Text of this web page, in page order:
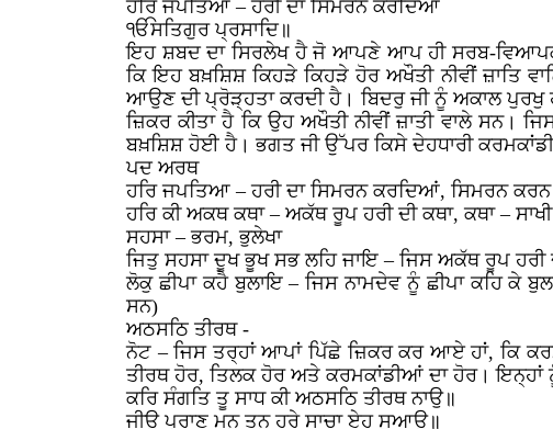
ਹਰਿ ਜਪਤਿਆ – ਹਰੀ ਦਾ ਸਿਮਰਨ ਕਰਦਿਆਂ
ੴਸਤਿਗੁਰ ਪ੍ਰਸਾਦਿ॥
ਇਹ ਸ਼ਬਦ ਦਾ ਸਿਰਲੇਖ ਹੈ ਜੋ ਆਪਣੇ ਆਪ ਹੀ ਸਰਬ-
ਕਿ ਇਹ ਬਖ਼ਸ਼ਿਸ਼ ਕਿਹੜੇ ਕਿਹੜੇ ਹੋਰ ਅਖੌਤੀ ਨੀਵੀਂ ਜ਼ਾਤਿ
ਆਉਣ ਦੀ ਪ੍ਰੋੜ੍ਹਤਾ ਕਰਦੀ ਹੈ। ਬਿਦਰੁ ਜੀ ਨੂੰ ਅਕਾਲ
ਜ਼ਿਕਰ ਕੀਤਾ ਹੈ ਕਿ ਉਹ ਅਖੌਤੀ ਨੀਵੀਂ ਜ਼ਾਤੀ ਵਾਲੇ ਸਨ।
ਬਖ਼ਸ਼ਿਸ਼ ਹੋਈ ਹੈ। ਭਗਤ ਜੀ ਉੱਪਰ ਕਿਸੇ ਦੇਹਧਾਰੀ ਕਰਮਕਾਂਡੀ
ਪਦ ਅਰਥ
ਹਰਿ ਜਪਤਿਆ – ਹਰੀ ਦਾ ਸਿਮਰਨ ਕਰਦਿਆਂ, ਸਿਮਰਨ ਕਰਨ
ਹਰਿ ਕੀ ਅਕਥ ਕਥਾ – ਅਕੱਥ ਰੂਪ ਹਰੀ ਦੀ ਕਥਾ, ਕਥਾ – ਸਾਖੀ
ਸਹਸਾ – ਭਰਮ, ਭੁਲੇਖਾ
ਜਿਤੁ ਸਹਸਾ ਦੂਖ ਭੂਖ ਸਭ ਲਹਿ ਜਾਇ – ਜਿਸ ਅਕੱਥ ਰੂਪ ਹਰੀ
ਲੋਕੁ ਛੀਪਾ ਕਹੈ ਬੁਲਾਇ – ਜਿਸ ਨਾਮਦੇਵ ਨੂੰ ਛੀਪਾ ਕਹਿ ਕੇ
ਸਨ)
ਅਠਸਠਿ ਤੀਰਥ -
ਨੋਟ – ਜਿਸ ਤਰ੍ਹਾਂ ਆਪਾਂ ਪਿੱਛੇ ਜ਼ਿਕਰ ਕਰ ਆਏ ਹਾਂ, ਕਿ
ਤੀਰਥ ਹੋਰ, ਤਿਲਕ ਹੋਰ ਅਤੇ ਕਰਮਕਾਂਡੀਆਂ ਦਾ ਹੋਰ। ਇਨ੍ਹਾਂ
ਕਰਿ ਸੰਗਤਿ ਤੂ ਸਾਧ ਕੀ ਅਠਸਠਿ ਤੀਰਥ ਨਾਉ॥
ਜੀਉ ਪ੍ਰਾਣ ਮਨੁ ਤਨੁ ਹਰੇ ਸਾਚਾ ਏਹ ਸੁਆਉ॥